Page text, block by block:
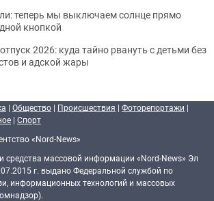
теперь мы выключаем солнце прямо
кнопкой
2026: куда тайно рвануть с детьми без
и адской жары
| Общество | Происшествия | Фоторепортажи |
| Спорт
«Nord-News»
средства массовой информации «Nord-News» Эл
г. выдано Федеральной службой по
информационных технологий и массовых